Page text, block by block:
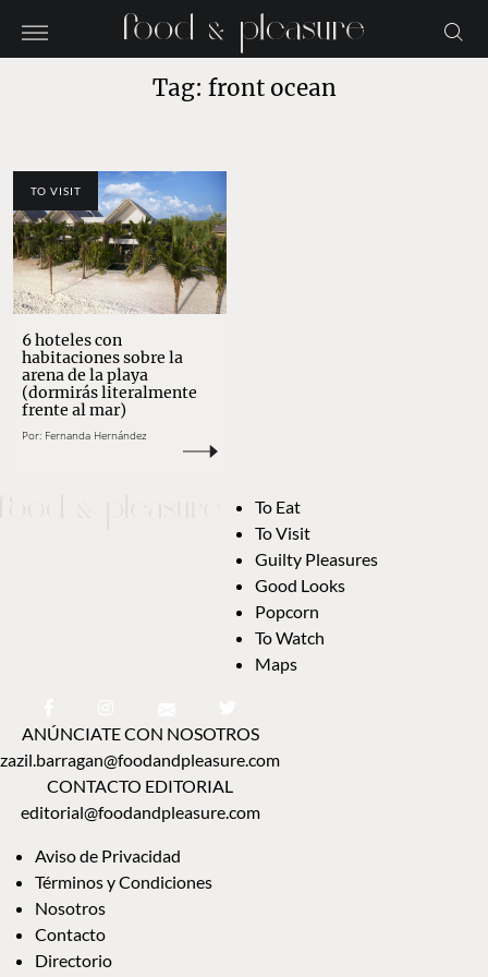
Tag: front ocean
TO VISIT
6 hoteles con
habitaciones sobre la
arena de la playa
(dormirás literalmente
frente al mar)
Por: Fernanda Hernández
To Eat
To Visit
Guilty Pleasures
Good Looks
Popcorn
To Watch
Maps
ANÚNCIATE CON NOSOTROS
zazil.barragan@foodandpleasure.com
CONTACTO EDITORIAL
editorial@foodandpleasure.com
Aviso de Privacidad
Términos y Condiciones
Nosotros
Contacto
Directorio